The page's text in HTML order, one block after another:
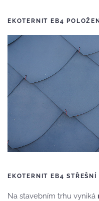
EKOTERNIT EB4
EKOTERNIT EB4 STŘEŠNÍ
Na stavebním trhu vyniká